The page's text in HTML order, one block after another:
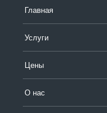
Главная
Услуги
Цены
О нас